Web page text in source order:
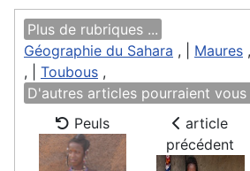
Plus de rubriques ...
Géographie du Sahara , | Maures
, | Toubous ,
D'autres articles pourraient vous
Peuls
article
précédent